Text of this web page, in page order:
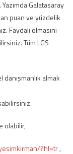
Galatasaray
puan ve yüzdelik
Faydalı olmasını
Tüm LGS
almak
olabilir,
?hl=tr,